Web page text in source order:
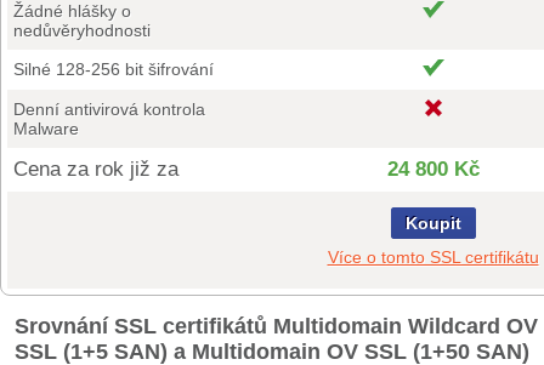
Žádné hlášky o
nedůvěryhodnosti
Silné 128-256 bit šifrování
Denní antivirová kontrola
Malware
Cena za rok již za 24 800 Kč
Koupit
Více o tomto SSL certifikátu
Srovnání SSL certifikátů Multidomain Wildcard OV
SSL (1+5 SAN) a Multidomain OV SSL (1+50 SAN)